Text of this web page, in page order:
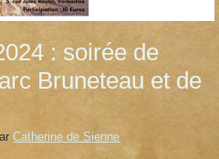
: soirée de
Bruneteau et de
Catherine de Sienne